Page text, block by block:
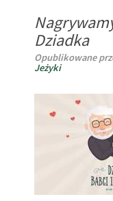
Dziadka
Opublikowane
Jeżyki